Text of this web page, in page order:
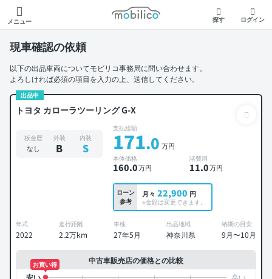
メニュー
モビリコ
探す ログイン
現車確認の依頼
以下の出品車両についてモビリコ事務局に問い合わせます。
よろしければ必須の項目を入力の上、送信してください。
出品中
トヨタ カローラツーリング G-X
板金歴
なし
外装
B
内装
S
支払総額
171.0 万円
本体価格
160.0万円
諸費用
11.0万円
ローン
参考
月々 22,900 円
※金額は変更できます。
年式
2022
走行距離
2.2万km
車検
27年5月
出品地域
神奈川県
納期の目安
9月〜10月
中古車販売店の価格との比較
お買い得